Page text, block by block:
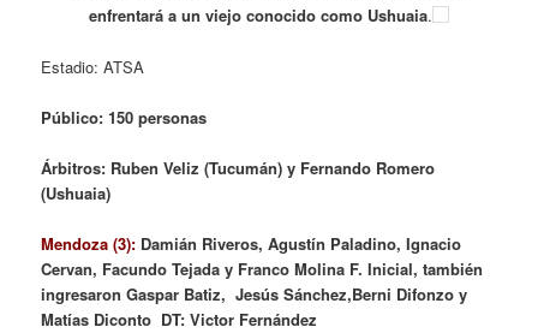
enfrentará a un viejo conocido como Ushuaia.
Estadio: ATSA
Público: 150 personas
Árbitros: Ruben Veliz (Tucumán) y Fernando Romero
(Ushuaia)
Mendoza (3): Damián Riveros, Agustín Paladino, Ignacio
Cervan, Facundo Tejada y Franco Molina F. Inicial, también
ingresaron Gaspar Batiz, Jesús Sánchez,Berni Difonzo y
Matías Diconto DT: Victor Fernández